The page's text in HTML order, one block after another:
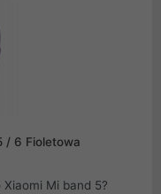
/ 6 Fioletowa
Mi band 5?